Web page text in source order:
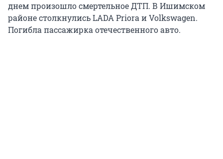
днем произошло смертельное ДТП. В Ишимском
районе столкнулись LADA Priora и Volkswagen.
Погибла пассажирка отечественного авто.